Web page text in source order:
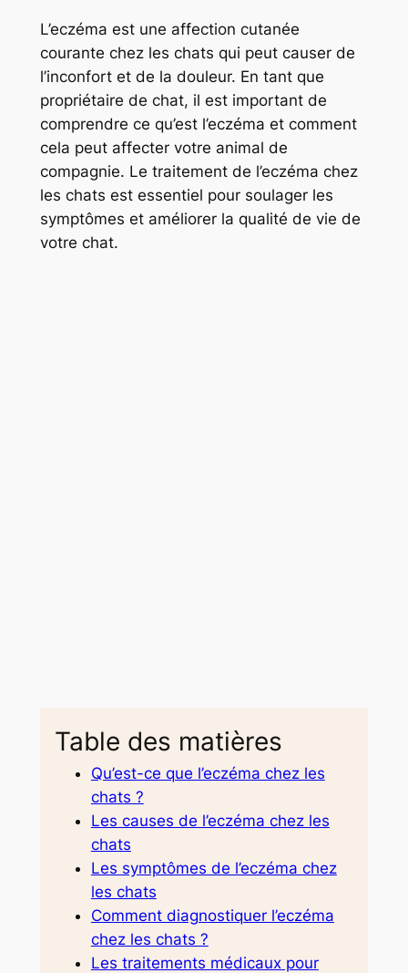
L’eczéma est une affection cutanée
courante chez les chats qui peut causer de
l’inconfort et de la douleur. En tant que
propriétaire de chat, il est important de
comprendre ce qu’est l’eczéma et comment
cela peut affecter votre animal de
compagnie. Le traitement de l’eczéma chez
les chats est essentiel pour soulager les
symptômes et améliorer la qualité de vie de
votre chat.
Table des matières
Qu’est-ce que l’eczéma chez les
chats ?
Les causes de l’eczéma chez les
chats
Les symptômes de l’eczéma chez
les chats
Comment diagnostiquer l’eczéma
chez les chats ?
Les traitements médicaux pour